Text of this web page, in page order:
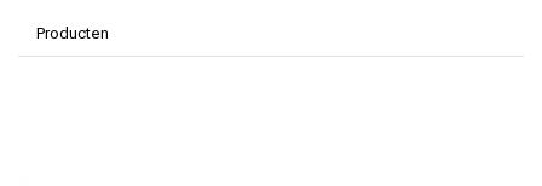
Producten